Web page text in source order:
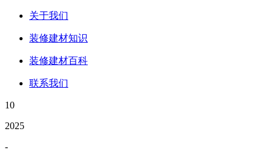
关于我们
装修建材知识
装修建材百科
联系我们
10
2025
-